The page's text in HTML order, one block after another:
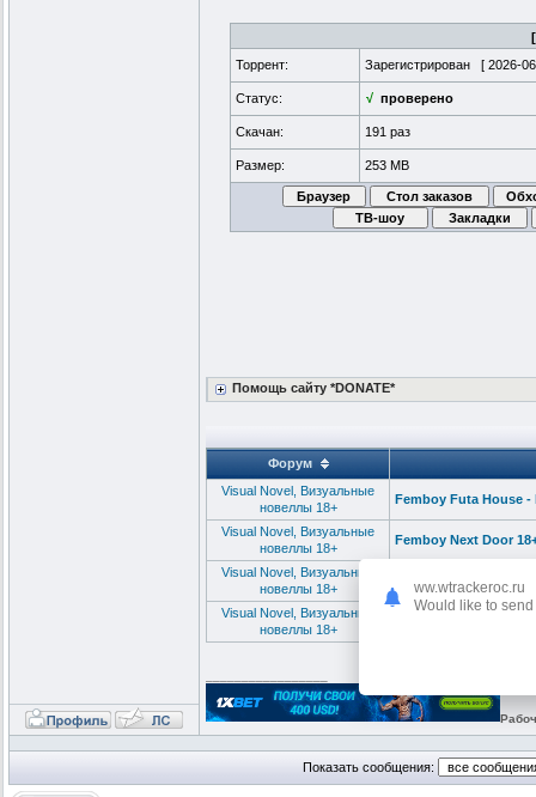
Торрент:
Зарегистрирован [ 2026-
Статус: √ проверено
Скачан: 191 раз
Размер: 253 MB
Помощь сайту *DONATE*
Форум
Visual Novel, Визуальные
новеллы 18+
Femboy Futa House -
Visual Novel, Визуальные
новеллы 18+
Femboy Next Door
Visual Novel, Визуальные
новеллы 18+
Apocalypse with
Visual Novel, Визуальные
новеллы 18+
Показать сообщения:
ww.wtrackeroc.ru
Would like to